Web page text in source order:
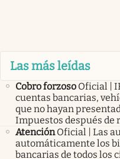
Las más leídas
Cobro forzoso Oficial |
cuentas bancarias,
que no hayan
Impuestos después de
Atención Oficial | Las
automáticamente los
bancarias de todos los